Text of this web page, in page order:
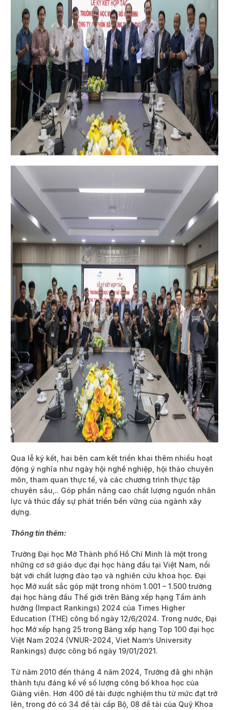
Qua lễ ký kết, hai bên cam kết triển khai thêm nhiều hoạt
động ý nghĩa như ngày hội nghề nghiệp, hội thảo chuyên
môn, tham quan thực tế, và các chương trình thực tập
chuyên sâu,.. Góp phần nâng cao chất lượng nguồn nhân
lực và thúc đẩy sự phát triển bền vững của ngành xây
dựng.
Thông tin thêm:
Trường Đại học Mở Thành phố Hồ Chí Minh là một trong
những cơ sở giáo dục đại học hàng đầu tại Việt Nam, nổi
bật với chất lượng đào tạo và nghiên cứu khoa học. Đại
học Mở xuất sắc góp mặt trong nhóm 1.001 – 1.500 trường
đại học hàng đầu Thế giới trên Bảng xếp hạng Tầm ảnh
hưởng (Impact Rankings) 2024 của Times Higher
Education (THE) công bố ngày 12/6/2024. Trong nước, Đại
học Mở xếp hạng 25 trong Bảng xếp hạng Top 100 đại học
Việt Nam 2024 (VNUR-2024, Viet Nam’s University
Rankings) được công bố ngày 19/01/2021.
Từ năm 2010 đến tháng 4 năm 2024, Trường đã ghi nhận
thành tựu đáng kể về số lượng công bố khoa học của
Giảng viên. Hơn 400 đề tài được nghiệm thu từ mức đạt trở
lên, trong đó có 34 đề tài cấp Bộ, 08 đề tài của Quỹ Khoa